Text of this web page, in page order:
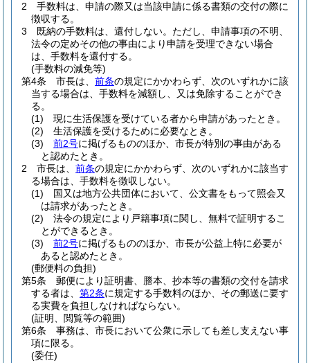
2
手数料は、申請の際又は当該申請に係る書類の交付の際に
徴収する。
3
既納の手数料は、還付しない。 ただし、申請事項の不明、
法令の定めその他の事由により申請を受理できない場合
は、手数料を還付する。
(手数料の減免等)
第4条
市長は、 前条の規定にかかわらず、次のいずれかに該
当する場合は、手数料を減額し、又は免除することができ
る。
(1)
現に生活保護を受けている者から申請があったとき。
(2)
生活保護を受けるために必要なとき。
(3)
前2号に掲げるもののほか、市長が特別の事由がある
と認めたとき。
2
市長は、 前条の規定にかかわらず、次のいずれかに該当す
る場合は、手数料を徴収しない。
(1)
国又は地方公共団体において、公文書をもって照会又
は請求があったとき。
(2)
法令の規定により戸籍事項に関し、無料で証明するこ
とができるとき。
(3)
前2号に掲げるもののほか、市長が公益上特に必要が
あると認めたとき。
(郵便料の負担)
第5条
郵便により証明書、謄本、抄本等の書類の交付を請求
する者は、 第2条に規定する手数料のほか、その郵送に要す
る実費を負担しなければならない。
(証明、閲覧等の範囲)
第6条
事務は、市長において公衆に示しても差し支えない事
項に限る。
(委任)